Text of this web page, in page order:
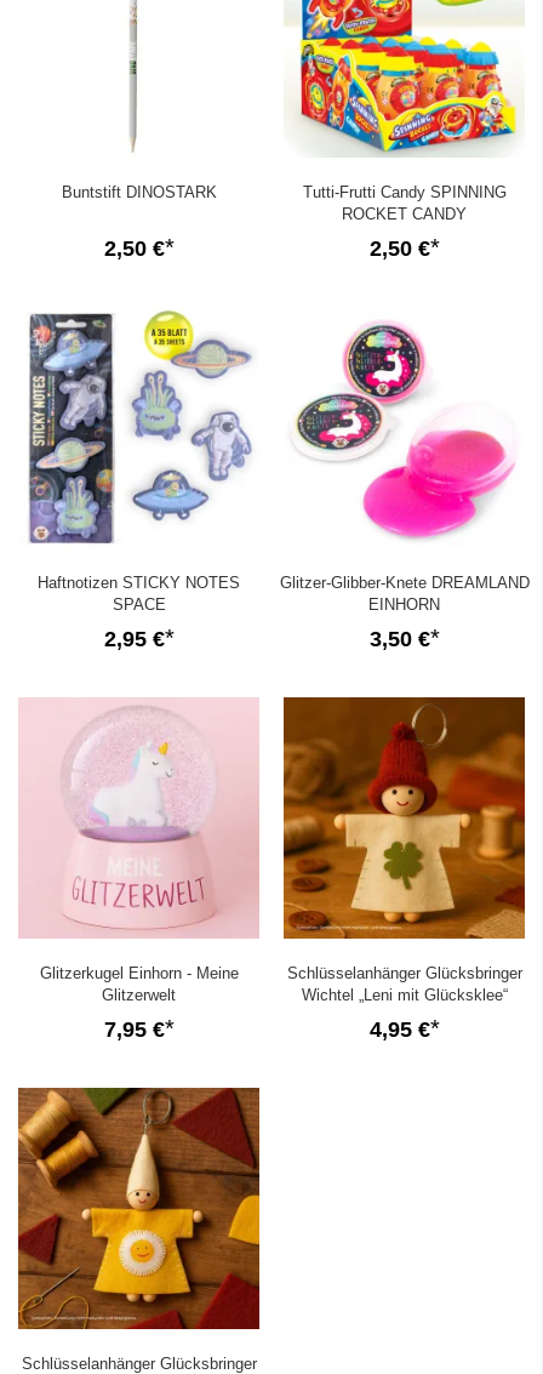
Buntstift DINOSTARK
2,50 €
Tutti-Frutti Candy SPINNING
ROCKET CANDY
2,50 €
Haftnotizen STICKY NOTES
SPACE
2,95 €
Glitzer-Glibber-Knete DREAMLAND
EINHORN
3,50 €
Glitzerkugel Einhorn - Meine
Glitzerwelt
7,95 €
Schlüsselanhänger Glücksbringer
Wichtel „Leni mit Glücksklee“
4,95 €
Schlüsselanhänger Glücksbringer